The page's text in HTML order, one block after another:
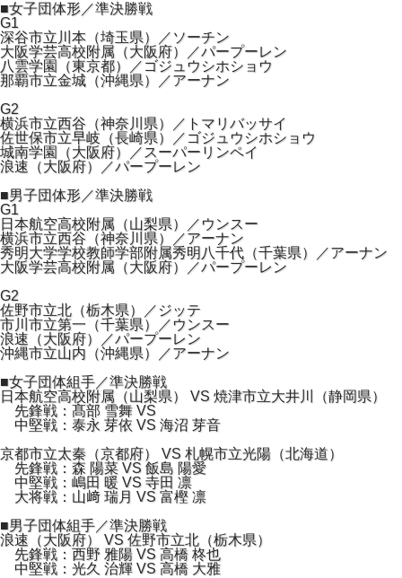
■女子団体形／準決勝戦
G1
深谷市立川本（埼玉県）／ソーチン
大阪学芸高校附属（大阪府）／パープーレン
八雲学園（東京都）／ゴジュウシホショウ
那覇市立金城（沖縄県）／アーナン
G2
横浜市立西谷（神奈川県）／トマリバッサイ
佐世保市立早岐（長崎県）／ゴジュウシホショウ
城南学園（大阪府）／スーパーリンペイ
浪速（大阪府）／パープーレン
■男子団体形／準決勝戦
G1
日本航空高校附属（山梨県）／ウンスー
横浜市立西谷（神奈川県）／アーナン
秀明大学学校教師学部附属秀明八千代（千葉県）／アーナン
大阪学芸高校附属（大阪府）／パープーレン
G2
佐野市立北（栃木県）／ジッテ
市川市立第一（千葉県）／ウンスー
浪速（大阪府）／パープーレン
沖縄市立山内（沖縄県）／アーナン
■女子団体組手／準決勝戦
日本航空高校附属（山梨県） VS 焼津市立大井川（静岡県）
先鋒戦：髙部 雪舞 VS
中堅戦：泰永 芽依 VS 海沼 芽音
京都市立太秦（京都府） VS 札幌市立光陽（北海道）
先鋒戦：森 陽菜 VS 飯島 陽愛
中堅戦：嶋田 暖 VS 寺田 凛
大将戦：山﨑 瑞月 VS 富樫 凛
■男子団体組手／準決勝戦
浪速（大阪府） VS 佐野市立北（栃木県）
先鋒戦：西野 雅陽 VS 高橋 柊也
中堅戦：光久 治輝 VS 高橋 大雅